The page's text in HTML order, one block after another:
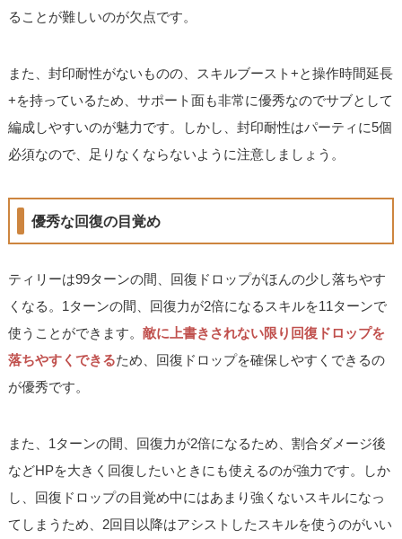
ることが難しいのが欠点です。
また、封印耐性がないものの、スキルブースト+と操作時間延長
+を持っているため、サポート面も非常に優秀なのでサブとして
編成しやすいのが魅力です。しかし、封印耐性はパーティに5個
必須なので、足りなくならないように注意しましょう。
優秀な回復の目覚め
ティリーは99ターンの間、回復ドロップがほんの少し落ちやす
くなる。1ターンの間、回復力が2倍になるスキルを11ターンで
使うことができます。敵に上書きされない限り回復ドロップを
落ちやすくできるため、回復ドロップを確保しやすくできるの
が優秀です。
また、1ターンの間、回復力が2倍になるため、割合ダメージ後
などHPを大きく回復したいときにも使えるのが強力です。しか
し、回復ドロップの目覚め中にはあまり強くないスキルになっ
てしまうため、2回目以降はアシストしたスキルを使うのがいい